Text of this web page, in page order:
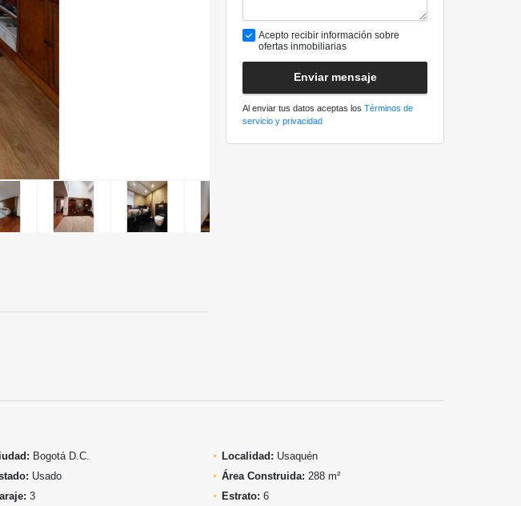
Acepto recibir información sobre
ofertas inmobiliarias
Enviar mensaje
Al enviar tus datos aceptas los Términos de
servicio y privacidad
Bogotá D.C. Localidad: Usaquén
Usado Área Construida: 288 m²
3 Estrato: 6